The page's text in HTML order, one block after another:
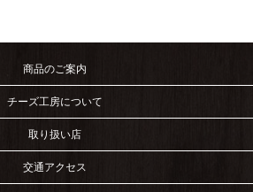
商品のご案内
チーズ工房について
取り扱い店
交通アクセス